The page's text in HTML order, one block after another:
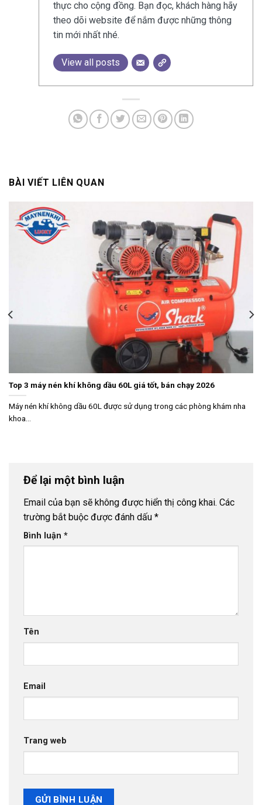
thực cho cộng đồng. Bạn đọc, khách hàng hãy
theo dõi website để nắm được những thông
tin mới nhất nhé.
View all posts
BÀI VIẾT LIÊN QUAN
Top 3 máy nén khí không dầu 60L giá tốt, bán chạy 2026
Máy nén khí không dầu 60L được sử dụng trong các phòng khám nha
khoa...
Để lại một bình luận
Email của bạn sẽ không được hiển thị công khai. Các
trường bắt buộc được đánh dấu *
Bình luận *
Tên
Email
Trang web